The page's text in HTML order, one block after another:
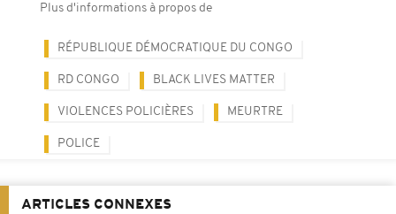
Plus d'informations à propos de
RÉPUBLIQUE DÉMOCRATIQUE DU CONGO
RD CONGO BLACK LIVES MATTER
VIOLENCES POLICIÈRES MEURTRE
POLICE
ARTICLES CONNEXES